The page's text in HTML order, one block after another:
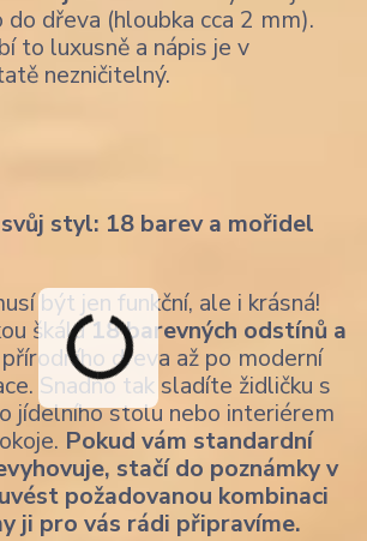
do dřeva (hloubka cca 2 mm).
to luxusně a nápis je v
nezničitelný.
styl: 18 barev a mořidel
být jen funkční, ale i krásná!
škálu18 barevných odstínů a
dřeva až po moderní
Snadno tak sladíte židličku s
jídelního stolu nebo interiérem
Pokud vám standardní
stačí do poznámky v
požadovanou kombinaci
ji pro vás rádi připravíme.